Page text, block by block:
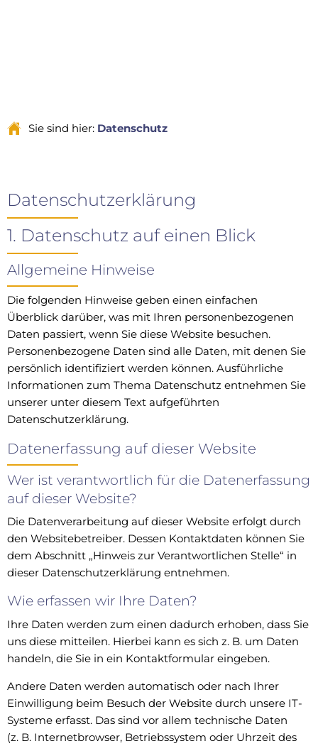
Sie sind hier: Datenschutz
Datenschutz­erklärung
1. Datenschutz auf einen Blick
Allgemeine Hinweise
Die folgenden Hinweise geben einen einfachen
Überblick darüber, was mit Ihren personenbezogenen
Daten passiert, wenn Sie diese Website besuchen.
Personenbezogene Daten sind alle Daten, mit denen Sie
persönlich identifiziert werden können. Ausführliche
Informationen zum Thema Datenschutz entnehmen Sie
unserer unter diesem Text aufgeführten
Datenschutzerklärung.
Datenerfassung auf dieser Website
Wer ist verantwortlich für die Datenerfassung
auf dieser Website?
Die Datenverarbeitung auf dieser Website erfolgt durch
den Websitebetreiber. Dessen Kontaktdaten können Sie
dem Abschnitt „Hinweis zur Verantwortlichen Stelle“ in
dieser Datenschutzerklärung entnehmen.
Wie erfassen wir Ihre Daten?
Ihre Daten werden zum einen dadurch erhoben, dass Sie
uns diese mitteilen. Hierbei kann es sich z. B. um Daten
handeln, die Sie in ein Kontaktformular eingeben.
Andere Daten werden automatisch oder nach Ihrer
Einwilligung beim Besuch der Website durch unsere IT-
Systeme erfasst. Das sind vor allem technische Daten
(z. B. Internetbrowser, Betriebssystem oder Uhrzeit des